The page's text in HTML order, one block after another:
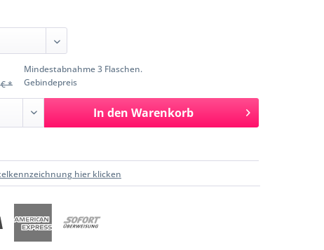
Mindestabnahme 3 Flaschen.
Gebindepreis
*
In den Warenkorb
hier klicken